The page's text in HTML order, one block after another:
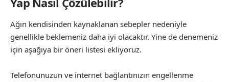
Ağın kendisinden kaynaklanan sebepler nedeniyle
genellikle beklemeniz daha iyi olacaktır. Yine de denemeniz
için aşağıya bir öneri listesi ekliyoruz.
Telefonunuzun ve internet bağlantınızın engellenme